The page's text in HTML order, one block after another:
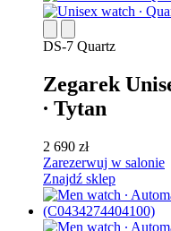
DS-7 Quartz
Zegarek
∙ Tytan
2 690 zł
Zarezerwuj w salonie
Znajdź sklep